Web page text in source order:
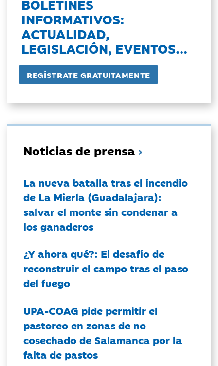
BOLETINES
INFORMATIVOS:
ACTUALIDAD,
LEGISLACIÓN, EVENTOS...
Noticias de prensa
La nueva batalla tras el incendio
de La Mierla (Guadalajara):
salvar el monte sin condenar a
los ganaderos
¿Y ahora qué?: El desafío de
reconstruir el campo tras el paso
del fuego
UPA-COAG pide permitir el
pastoreo en zonas de no
cosechado de Salamanca por la
falta de pastos